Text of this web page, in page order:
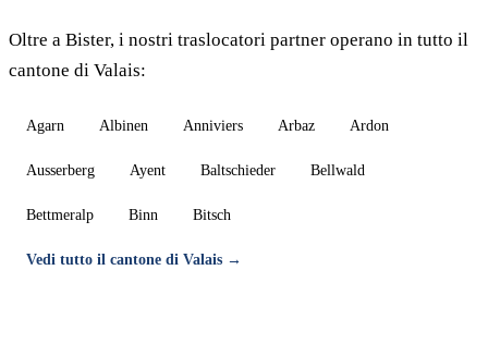
Oltre a Bister, i nostri traslocatori partner operano in tutto il
cantone di Valais:
Agarn Albinen Anniviers Arbaz Ardon
Ausserberg Ayent Baltschieder Bellwald
Bettmeralp Binn Bitsch
Vedi tutto il cantone di Valais →